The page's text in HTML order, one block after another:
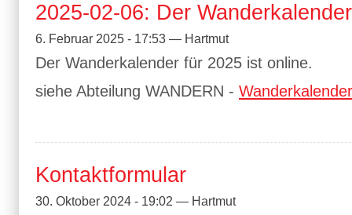
2025-02-06: Der
6. Februar 2025 - 17:53 — Hartmut
Der Wanderkalender für 2025 ist online.
siehe Abteilung WANDERN - Wanderkalender
Kontaktformular
30. Oktober 2024 - 19:02 — Hartmut